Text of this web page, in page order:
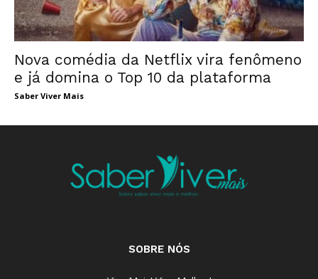
Nova comédia da Netflix vira fenômeno
e já domina o Top 10 da plataforma
Saber Viver Mais
SOBRE NÓS